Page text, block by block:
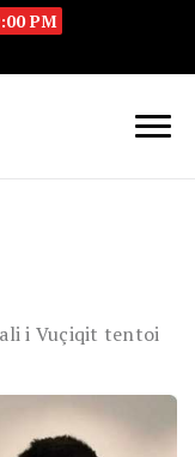
PM
i Vuçiqit tentoi